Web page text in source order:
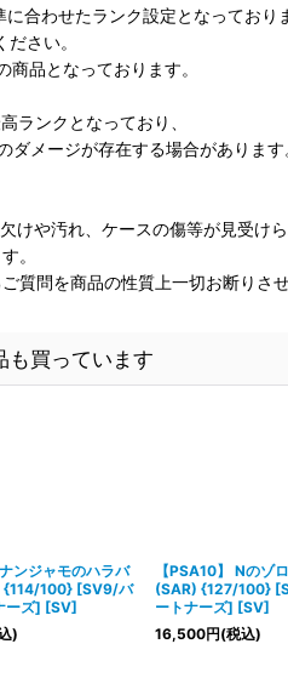
合わせたランク設定となっており
さい。
品となっております。
ランクとなっており、
メージが存在する場合があります
けや汚れ、ケースの傷等が見受け
。
質問を商品の性質上一切お断りさ
も買っています
ンジャモのハラバ
{114/100} [SV9/バ
ーズ] [SV]
)
【PSA10】 Nのゾ
(SAR) {127/100}
ートナーズ] [SV]
16,500円(税込)